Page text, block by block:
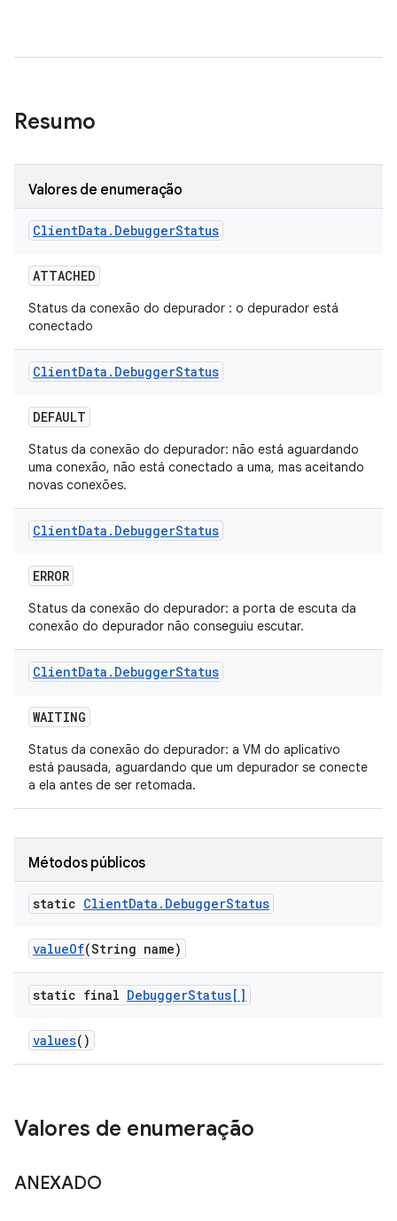
Resumo
Valores de enumeração
ClientData . DebuggerStatus
ATTACHED
Status da conexão do depurador : o depurador está
conectado
ClientData . DebuggerStatus
DEFAULT
Status da conexão do depurador: não está aguardando
uma conexão, não está conectado a uma, mas aceitando
novas conexões.
ClientData . DebuggerStatus
ERROR
Status da conexão do depurador: a porta de escuta da
conexão do depurador não conseguiu escutar.
ClientData . DebuggerStatus
WAITING
Status da conexão do depurador: a VM do aplicativo
está pausada, aguardando que um depurador se conecte
a ela antes de ser retomada.
Métodos públicos
static ClientData . DebuggerStatus
valueOf(String name)
static final DebuggerStatus[]
values()
Valores de enumeração
ANEXADO